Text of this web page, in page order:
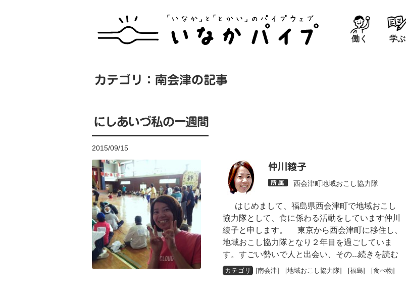
働く 学ぶ
カテゴリ：南会津の記事
にしあいづ私の一週間
2015/09/15
仲川綾子
西会津町地域おこし協力隊
はじめまして、福島県西会津町で地域おこし
協力隊として、食に係わる活動をしています仲川
綾子と申します。 東京から西会津町に移住し、
地域おこし協力隊となり２年目を過ごしていま
す。すごい勢いで人と出会い、その...続きを読む
[南会津] [地域おこし協力隊] [福島] [食べ物]